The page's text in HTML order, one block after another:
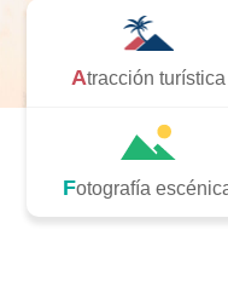
Atracción turística
Fotografía